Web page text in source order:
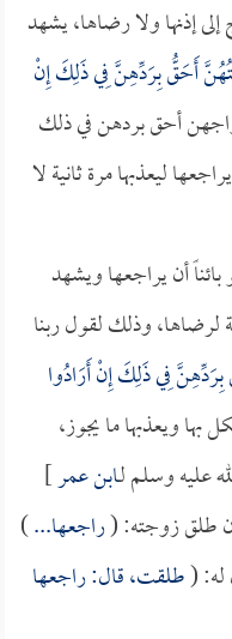
إذنها ولا رضاها، يشهد
أَحَقُّ بِرَدِّهِنَّ فِي ذَلِكَ إِنْ
] وأزواجهن أحق بردهن في ذلك
ليعذبها مرة ثانية لا
أن يراجعها ويشهد
لرضاها، وذلك لقول ربنا
فِي ذَلِكَ إِنْ أَرَادُوا
بها ويعذبها ما يجوز،
عليه وسلم لـابن عمر]
طلق زوجته: (راجعها...)
(طلقت، قال: راجعها